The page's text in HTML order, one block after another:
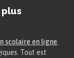
scolaire en ligne
Tout est